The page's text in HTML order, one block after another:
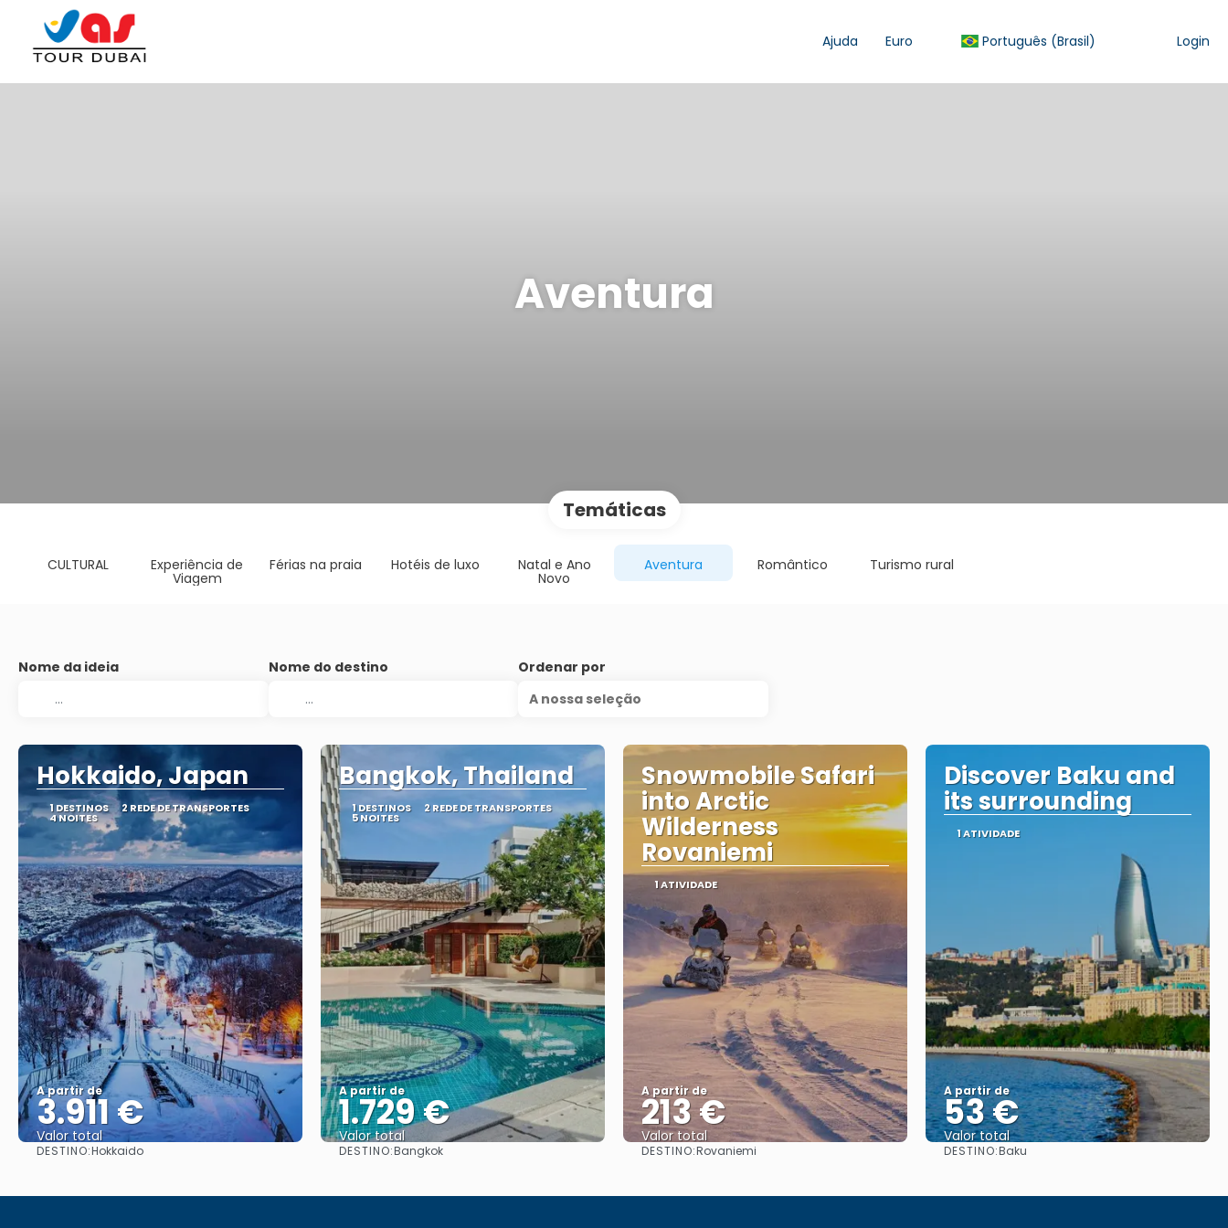
Ajuda Euro Português (Brasil) Login
Aventura
Temáticas
CULTURAL Experiência de
Viagem
Férias na praia Hotéis de luxo Natal e Ano
Novo
Aventura Romântico Turismo rural
Nome da ideia Nome do destino
Ordenar por
A nossa seleção
Hokkaido, Japan
1 DESTINOS 2 REDE DE TRANSPORTES
4 NOITES
A partir de
3.911 €
Valor total
Saiba mais
DESTINO:Hokkaido
Bangkok, Thailand
1 DESTINOS 2 REDE DE TRANSPORTES
5 NOITES
A partir de
1.729 €
Valor total
Saiba mais
DESTINO:Bangkok
Snowmobile Safari
into Arctic
Wilderness
Rovaniemi
1 ATIVIDADE
A partir de
213 €
Valor total
Saiba mais
DESTINO:Rovaniemi
Discover Baku and
its surrounding
1 ATIVIDADE
A partir de
53 €
Valor total
DESTINO:Baku